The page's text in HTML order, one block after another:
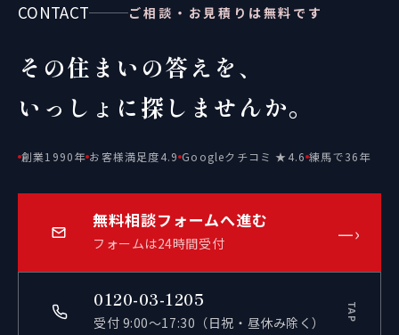
CONTACT ご相談・お見積りは無料です
その住まいの答えを、
いっしょに探しませんか。
創業1990年 お客様満足度4.9 Googleクチコミ ★4.6 練馬で36年
無料相談フォームへ進む
フォームは24時間受付 —›
0120-03-1205
受付 9:00〜17:30（日祝・昼休み除く） TAP